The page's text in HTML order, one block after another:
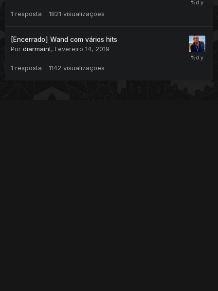
1 resposta 1821 visualizações
[Encerrado] Wand com vários hits
Por diarmaint, Fevereiro 14, 2019
1 resposta 1142 visualizações